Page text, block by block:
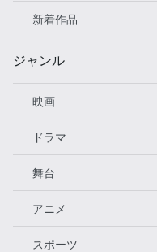
新着作品
ジャンル
映画
ドラマ
舞台
アニメ
スポーツ